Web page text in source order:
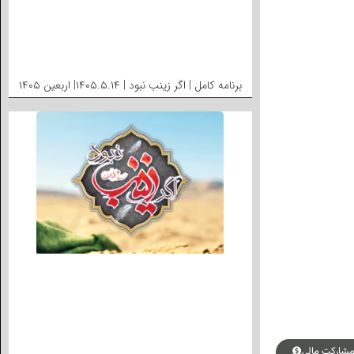
برنامه کامل | اگر زینب نبود | ۱۴۰۵.۵.۱۴| اربعین ۱۴۰۵